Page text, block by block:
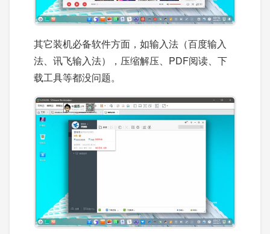
其它装机必备软件方面，如输入法（百度输入
法、讯飞输入法），压缩解压、PDF阅读、下
载工具等都没问题。